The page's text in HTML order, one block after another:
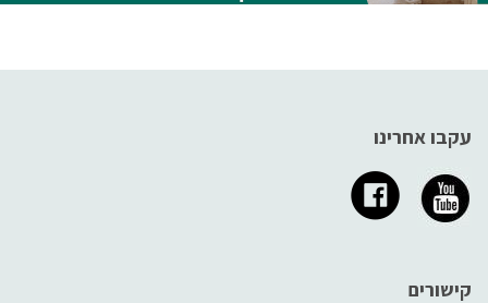
עקבו אחרינו
קישורים